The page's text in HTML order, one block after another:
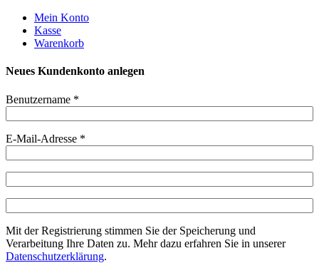
Weiter
zum
Inhalt
Mein Konto
Kasse
Warenkorb
Neues Kundenkonto anlegen
Benutzername *
E-Mail-Adresse *
Mit der Registrierung stimmen Sie der Speicherung und
Verarbeitung Ihre Daten zu. Mehr dazu erfahren Sie in unserer
Datenschutzerklärung.